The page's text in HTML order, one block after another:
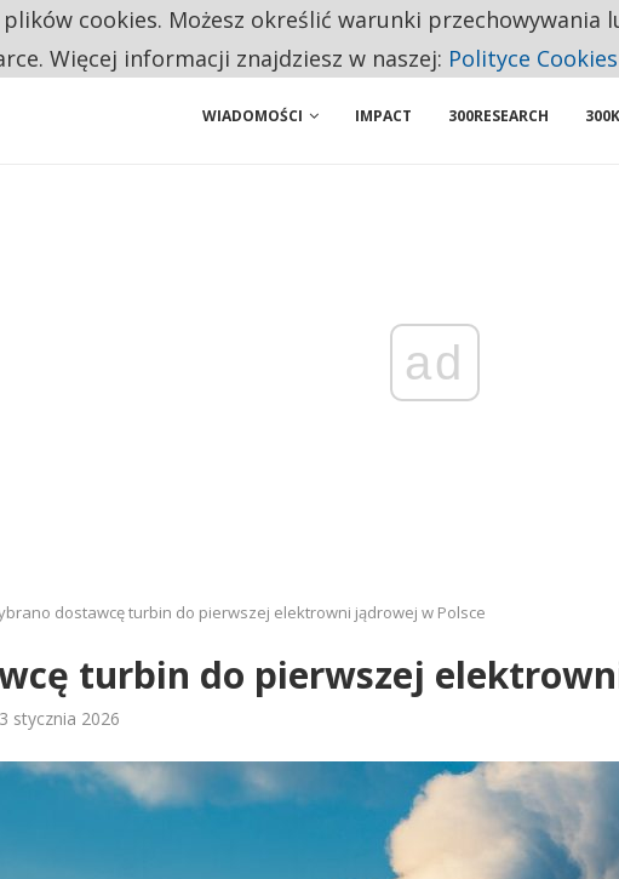
Z EMERYTURY SENIORZY PRZEZNACZAJĄ NA PODSTAWOWE ZAKUPY
WIADOMOŚCI IMPACT 300RESEARCH
ad
dostawcę turbin do pierwszej elektrowni jądrowej w Polsce
turbin do pierwszej
stycznia 2026
cookies. Możesz określić warunki
Więcej informacji znajdziesz w naszej: Polityce Cookies